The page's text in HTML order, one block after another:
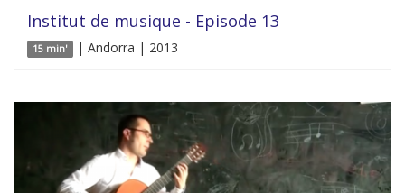
Institut de musique - Episode 13
15 min' | Andorra | 2013